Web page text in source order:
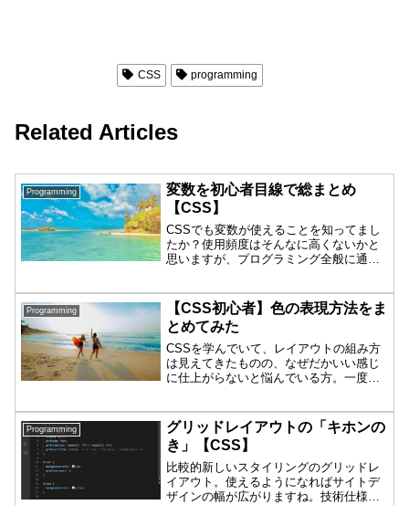
CSS programming
Related Articles
Programming
変数を初心者目線で総まとめ
【CSS】
CSSでも変数が使えることを知ってまし
たか？使用頻度はそんなに高くないかと
思いますが、プログラミング全般に通じ
で、ほんの基本だけ、まとめてみました
ので是非参考にしてくだ...
Programming
【CSS初心者】色の表現方法をま
とめてみた
CSSを学んでいて、レイアウトの組み方
は見えてきたものの、なぜだかいい感じ
に仕上がらないと悩んでいる方。一度こ
めてみた基本まずは単純に色キーワード
を使った表現から入り...
Programming
グリッドレイアウトの「キホンの
き」【CSS】
比較的新しいスタイリングのグリッドレ
イアウト。使えるようになればサイトデ
ザインの幅が広がりますね。技術仕様を